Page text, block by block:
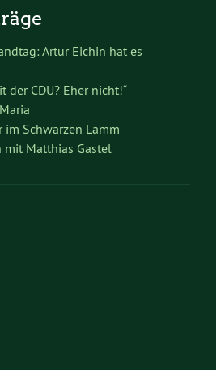
Artur Eichin hat es
der CDU? Eher nicht!“
im Schwarzen Lamm
Matthias Gastel